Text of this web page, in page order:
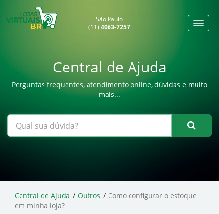
São Paulo
(11)4063-7257
Central de Ajuda
Perguntas frequentes, atendimento online, dúvidas e muito
mais...
Central de Ajuda Outros
Como configurar o estoque
em minha loja?